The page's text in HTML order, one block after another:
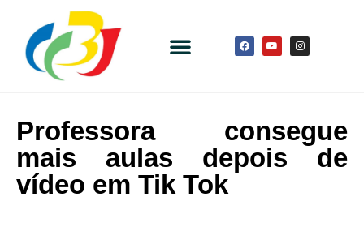
Professora consegue
mais aulas depois de
vídeo em Tik Tok